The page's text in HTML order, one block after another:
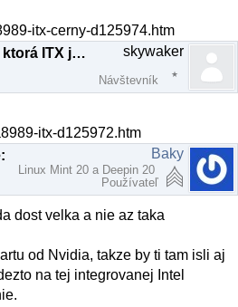
itx-cerny-d125974.htm
Re: Rozhodnutie: ktorá ITX je lepsia
skywaker
Návštevník
itx-d125972.htm
Baky
Linux Mint 20 a Deepin 20
Používateľ
dost velka a nie az taka
od Nvidia, takze by ti tam isli aj
na tej integrovanej Intel